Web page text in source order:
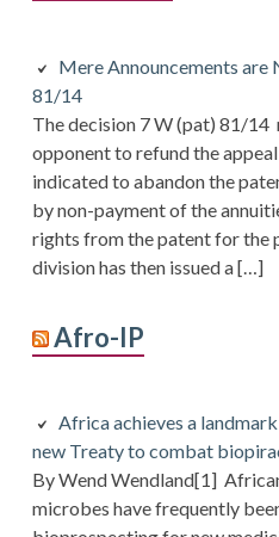
Mere Announcements are
81/14
The decision 7 W (pat) 81/14
opponent to refund the
indicated to abandon the
by non-payment of the
rights from the patent for the
division has then issued a […]
Afro-IP
Africa achieves a
new Treaty to combat
By Wend Wendland[1]
microbes have frequently